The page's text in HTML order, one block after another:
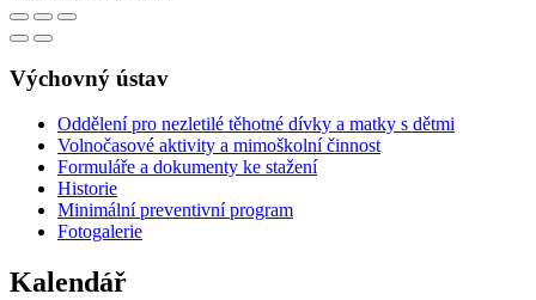
Výchovný ústav
Oddělení pro nezletilé těhotné dívky a matky s dětmi
Volnočasové aktivity a mimoškolní činnost
Formuláře a dokumenty ke stažení
Historie
Minimální preventivní program
Fotogalerie
Kalendář